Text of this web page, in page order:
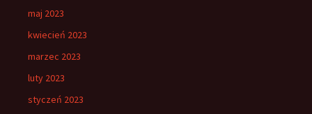
maj 2023
kwiecień 2023
marzec 2023
luty 2023
styczeń 2023